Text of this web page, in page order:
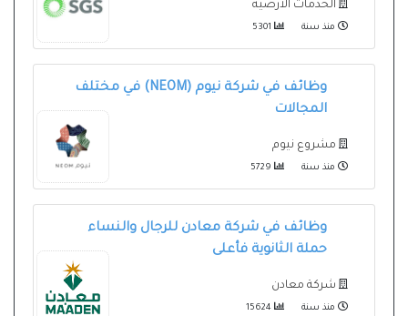
الخدمات الأرضية
منذ سنة
وظائف في شركة نيوم (NEOM) في مختلف
المجالات
مشروع نيوم
منذ سنة
وظائف في شركة معادن للرجال والنساء
حملة الثانوية فأعلى
شركة معادن
منذ سنة